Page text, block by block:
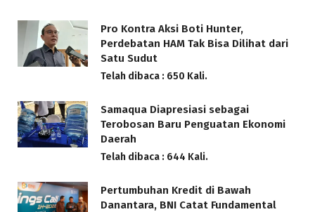
Pro Kontra Aksi Boti Hunter,
Perdebatan HAM Tak Bisa Dilihat dari
Satu Sudut
Telah dibaca : 650 Kali.
Samaqua Diapresiasi sebagai
Terobosan Baru Penguatan Ekonomi
Daerah
Telah dibaca : 644 Kali.
Pertumbuhan Kredit di Bawah
Danantara, BNI Catat Fundamental